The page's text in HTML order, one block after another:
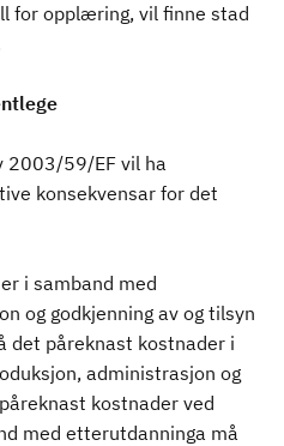
for opplæring, vil finne stad
2003/59/EF vil ha
konsekvensar for det
i samband med
og godkjenning av og tilsyn
det påreknast kostnader i
administrasjon og
kostnader ved
med etterutdanninga må